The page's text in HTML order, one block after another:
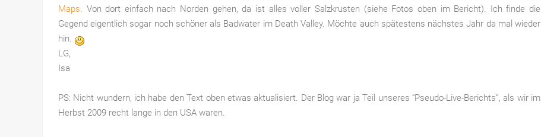
Maps. Von dort einfach nach Norden gehen, da ist alles voller Salzkrusten (siehe Fotos oben im Bericht). Ich finde die
Gegend eigentlich sogar noch schöner als Badwater im Death Valley. Möchte auch spätestens nächstes Jahr da mal wieder
hin.
LG,
Isa
PS: Nicht wundern, ich habe den Text oben etwas aktualisiert. Der Blog war ja Teil unseres “Pseudo-Live-Berichts”, als wir im
Herbst 2009 recht lange in den USA waren.